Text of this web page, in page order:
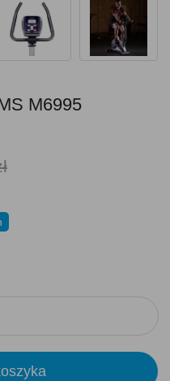
M6995